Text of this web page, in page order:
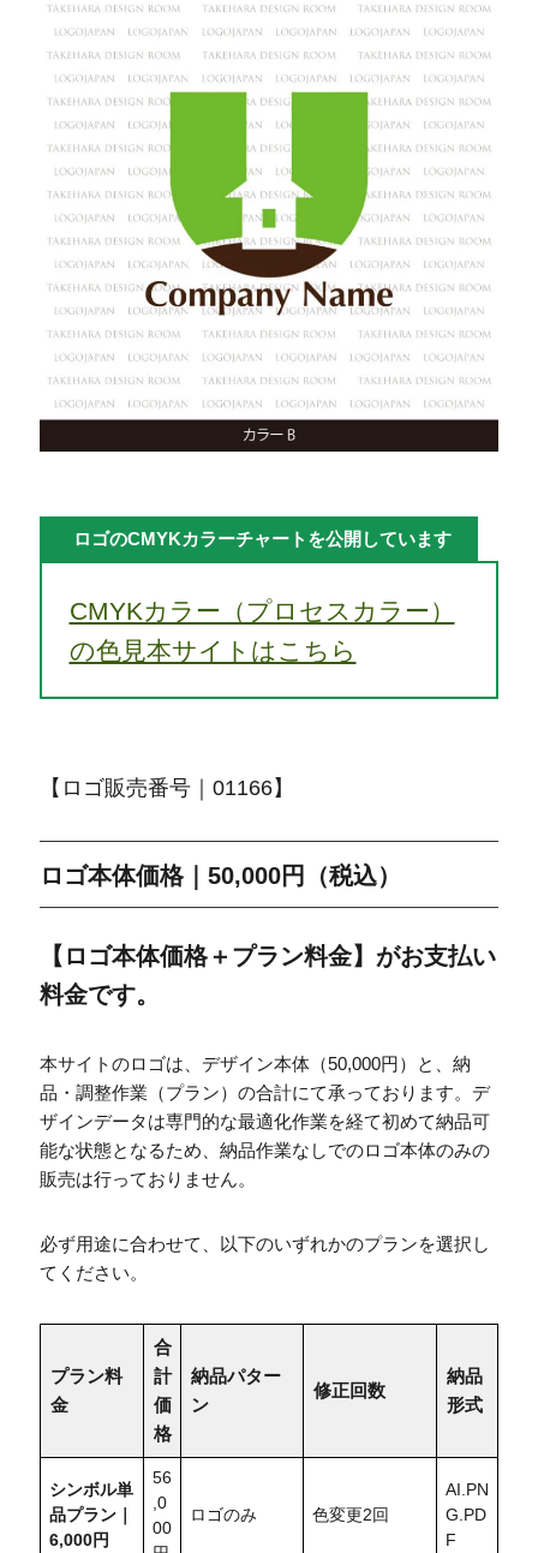
ロゴのCMYKカラーチャートを公開しています
CMYKカラー（プロセスカラー）
の色見本サイトはこちら
【ロゴ販売番号｜01166】
ロゴ本体価格｜50,000円（税込）
【ロゴ本体価格＋プラン料金】がお支払い
料金です。
本サイトのロゴは、デザイン本体（50,000円）と、納
品・調整作業（プラン）の合計にて承っております。デ
ザインデータは専門的な最適化作業を経て初めて納品可
能な状態となるため、納品作業なしでのロゴ本体のみの
販売は行っておりません。
必ず用途に合わせて、以下のいずれかのプランを選択し
てください。
プラン料
金
合
計
価
格
納品パター
ン
修正回数
納品
形式
シンボル単
品プラン｜
6,000円
56
,0
00
ロゴのみ 色変更2回
AI.PN
G.PD
F